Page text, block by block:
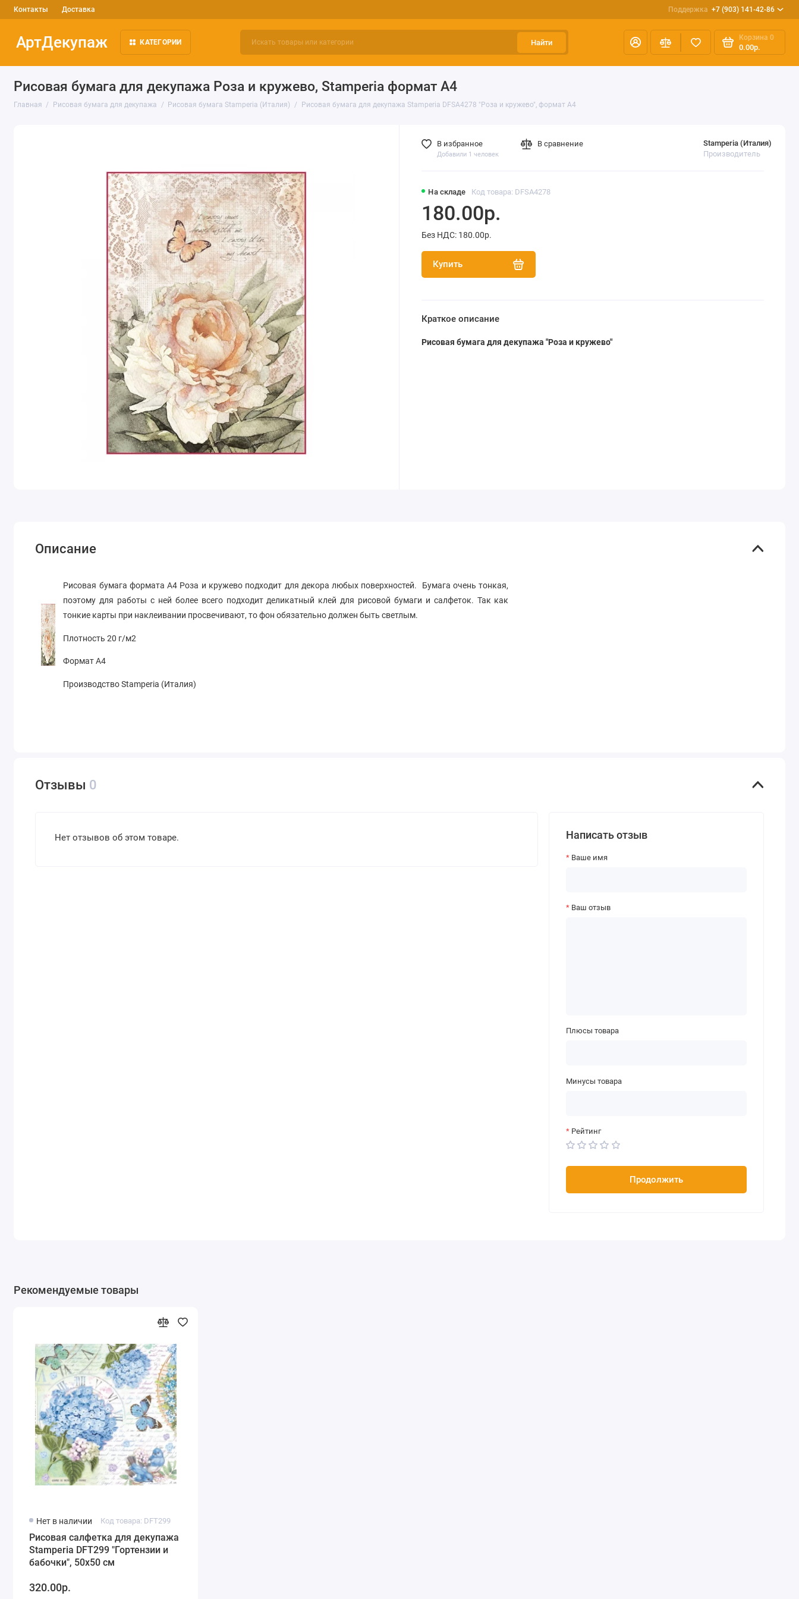
Контакты Доставка Поддержка +7 (903) 141-42-86
АртДекупаж КАТЕГОРИИ Найти
Корзина 0
0.00р.
Рисовая бумага для декупажа Роза и кружево, Stamperia формат А4
Главная Рисовая бумага для декупажа Рисовая бумага Stamperia (Италия) Рисовая бумага для декупажа Stamperia DFSA4278 "Роза и кружево", формат А4
На складе Код товара: DFSA4278
Stamperia (Италия)
Производитель
180.00р.
Без НДС: 180.00р.
Купить
В избранное
Добавили 1 человек
В сравнение
Краткое описание
Рисовая бумага для декупажа "Роза и кружево"
Описание
Рисовая бумага формата А4 Роза и кружево подходит для декора любых поверхностей. Бумага очень тонкая,
поэтому для работы с ней более всего подходит деликатный клей для рисовой бумаги и салфеток. Так как
тонкие карты при наклеивании просвечивают, то фон обязательно должен быть светлым.
Плотность 20 г/м2
Формат А4
Производство Stamperia (Италия)
Отзывы 0
Нет отзывов об этом товаре. Написать отзыв
Ваше имя
Ваш отзыв
Плюсы товара
Минусы товара
Рейтинг
Продолжить
Рекомендуемые товары
Нет в наличии Код товара: DFT299
Рисовая салфетка для декупажа
Stamperia DFT299 "Гортензии и
бабочки", 50х50 см
320.00р.